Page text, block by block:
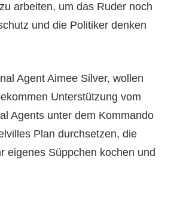
arbeiten, um das Ruder noch
und die Politiker denken
Agent Aimee Silver, wollen
Unterstützung vom
Agents unter dem Kommando
Plan durchsetzen, die
eigenes Süppchen kochen und